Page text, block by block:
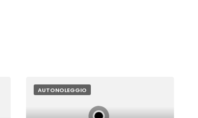
AUTONOLEGGIO